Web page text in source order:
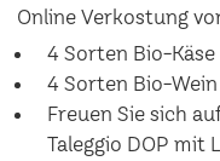
Online Verkostung
4 Sorten Bio-Käse
4 Sorten Bio-Wein
Freuen Sie sich
Taleggio DOP mit